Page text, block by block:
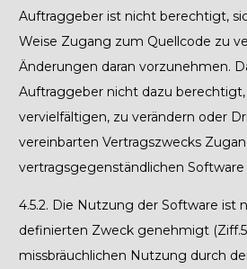
Auftraggeber ist nicht berechtigt,
Weise Zugang zum Quellcode zu
Änderungen daran vorzunehmen.
Auftraggeber nicht dazu
vervielfältigen, zu verändern oder
vereinbarten Vertragszwecks
vertragsgegenständlichen
4.5.2. Die Nutzung der Software ist
definierten Zweck genehmigt
missbräuchlichen Nutzung durch